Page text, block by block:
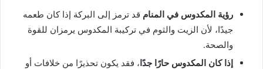
رؤية المكدوس في المنام قد ترمز إلى البركة إذا كان طعمه
جيدًا، لأن الزيت والثوم في تركيبة المكدوس يرمزان للقوة
والصحة.
إذا كان المكدوس حارًا جدًا، فقد يكون تحذيرًا من خلافات أو